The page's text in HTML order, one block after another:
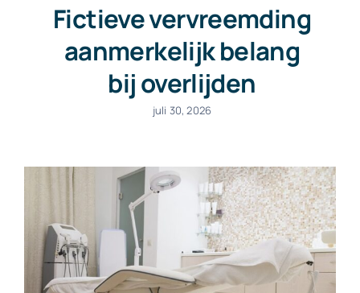
Fictieve vervreemding
aanmerkelijk belang
bij overlijden
juli 30, 2026